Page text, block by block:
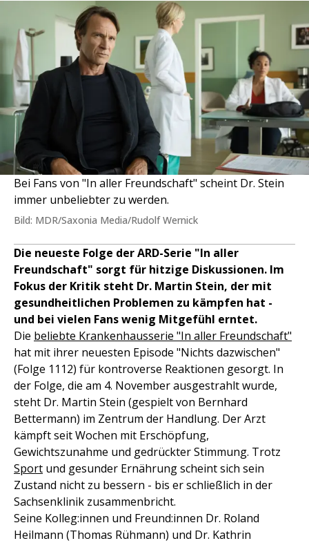
Bei Fans von "In aller Freundschaft" scheint Dr. Stein
immer unbeliebter zu werden.
Bild: MDR/Saxonia Media/Rudolf Wernick
Die neueste Folge der ARD-Serie "In aller
Freundschaft" sorgt für hitzige Diskussionen. Im
Fokus der Kritik steht Dr. Martin Stein, der mit
gesundheitlichen Problemen zu kämpfen hat -
und bei vielen Fans wenig Mitgefühl erntet.
Die beliebte Krankenhausserie "In aller Freundschaft"
hat mit ihrer neuesten Episode "Nichts dazwischen"
(Folge 1112) für kontroverse Reaktionen gesorgt. In
der Folge, die am 4. November ausgestrahlt wurde,
steht Dr. Martin Stein (gespielt von Bernhard
Bettermann) im Zentrum der Handlung. Der Arzt
kämpft seit Wochen mit Erschöpfung,
Gewichtszunahme und gedrückter Stimmung. Trotz
Sport und gesunder Ernährung scheint sich sein
Zustand nicht zu bessern - bis er schließlich in der
Sachsenklinik zusammenbricht.
Seine Kolleg:innen und Freund:innen Dr. Roland
Heilmann (Thomas Rühmann) und Dr. Kathrin